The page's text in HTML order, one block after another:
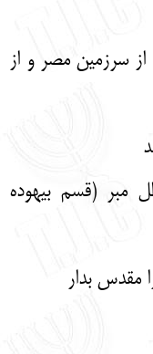
سرزمین مصر و از
مبر (قسم بیهوده